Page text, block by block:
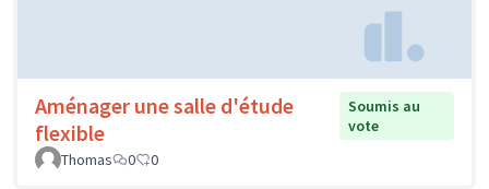
Aménager une salle d'étude
flexible
Soumis au
vote
Thomas
0 0